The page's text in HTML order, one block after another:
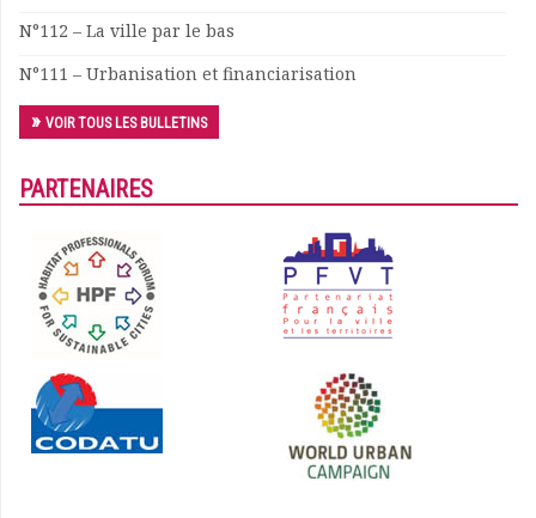
N°112 – La ville par le bas
N°111 – Urbanisation et financiarisation
VOIR TOUS LES BULLETINS
PARTENAIRES